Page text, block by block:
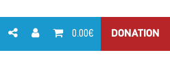
0.00€ DONATION